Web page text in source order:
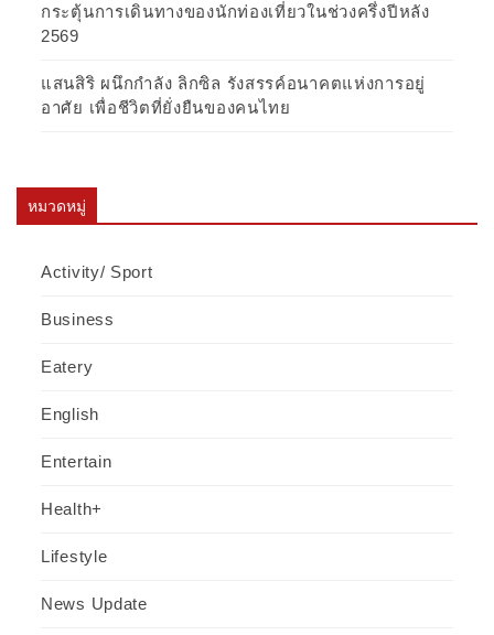
กระตุ้นการเดินทางของนักท่องเที่ยวในช่วงครึ่งปีหลัง
2569
แสนสิริ ผนึกกำลัง ลิกซิล รังสรรค์อนาคตแห่งการอยู่
อาศัย เพื่อชีวิตที่ยั่งยืนของคนไทย
หมวดหมู่
Activity/ Sport
Business
Eatery
English
Entertain
Health+
Lifestyle
News Update